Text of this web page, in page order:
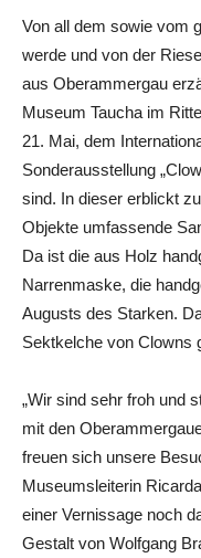
Von all dem sowie vom
werde und von der
aus Oberammergau
Museum Taucha im
21. Mai, dem
Sonderausstellung
sind. In dieser erblickt
Objekte umfassende
Da ist die aus Holz
Narrenmaske, die
Augusts des Starken.
Sektkelche von Clowns
„Wir sind sehr froh und
mit den
freuen sich unsere
Museumsleiterin
einer Vernissage noch
Gestalt von Wolfgang